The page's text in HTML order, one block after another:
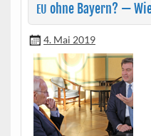
EU ohne Bayern? —
4. Mai 2019